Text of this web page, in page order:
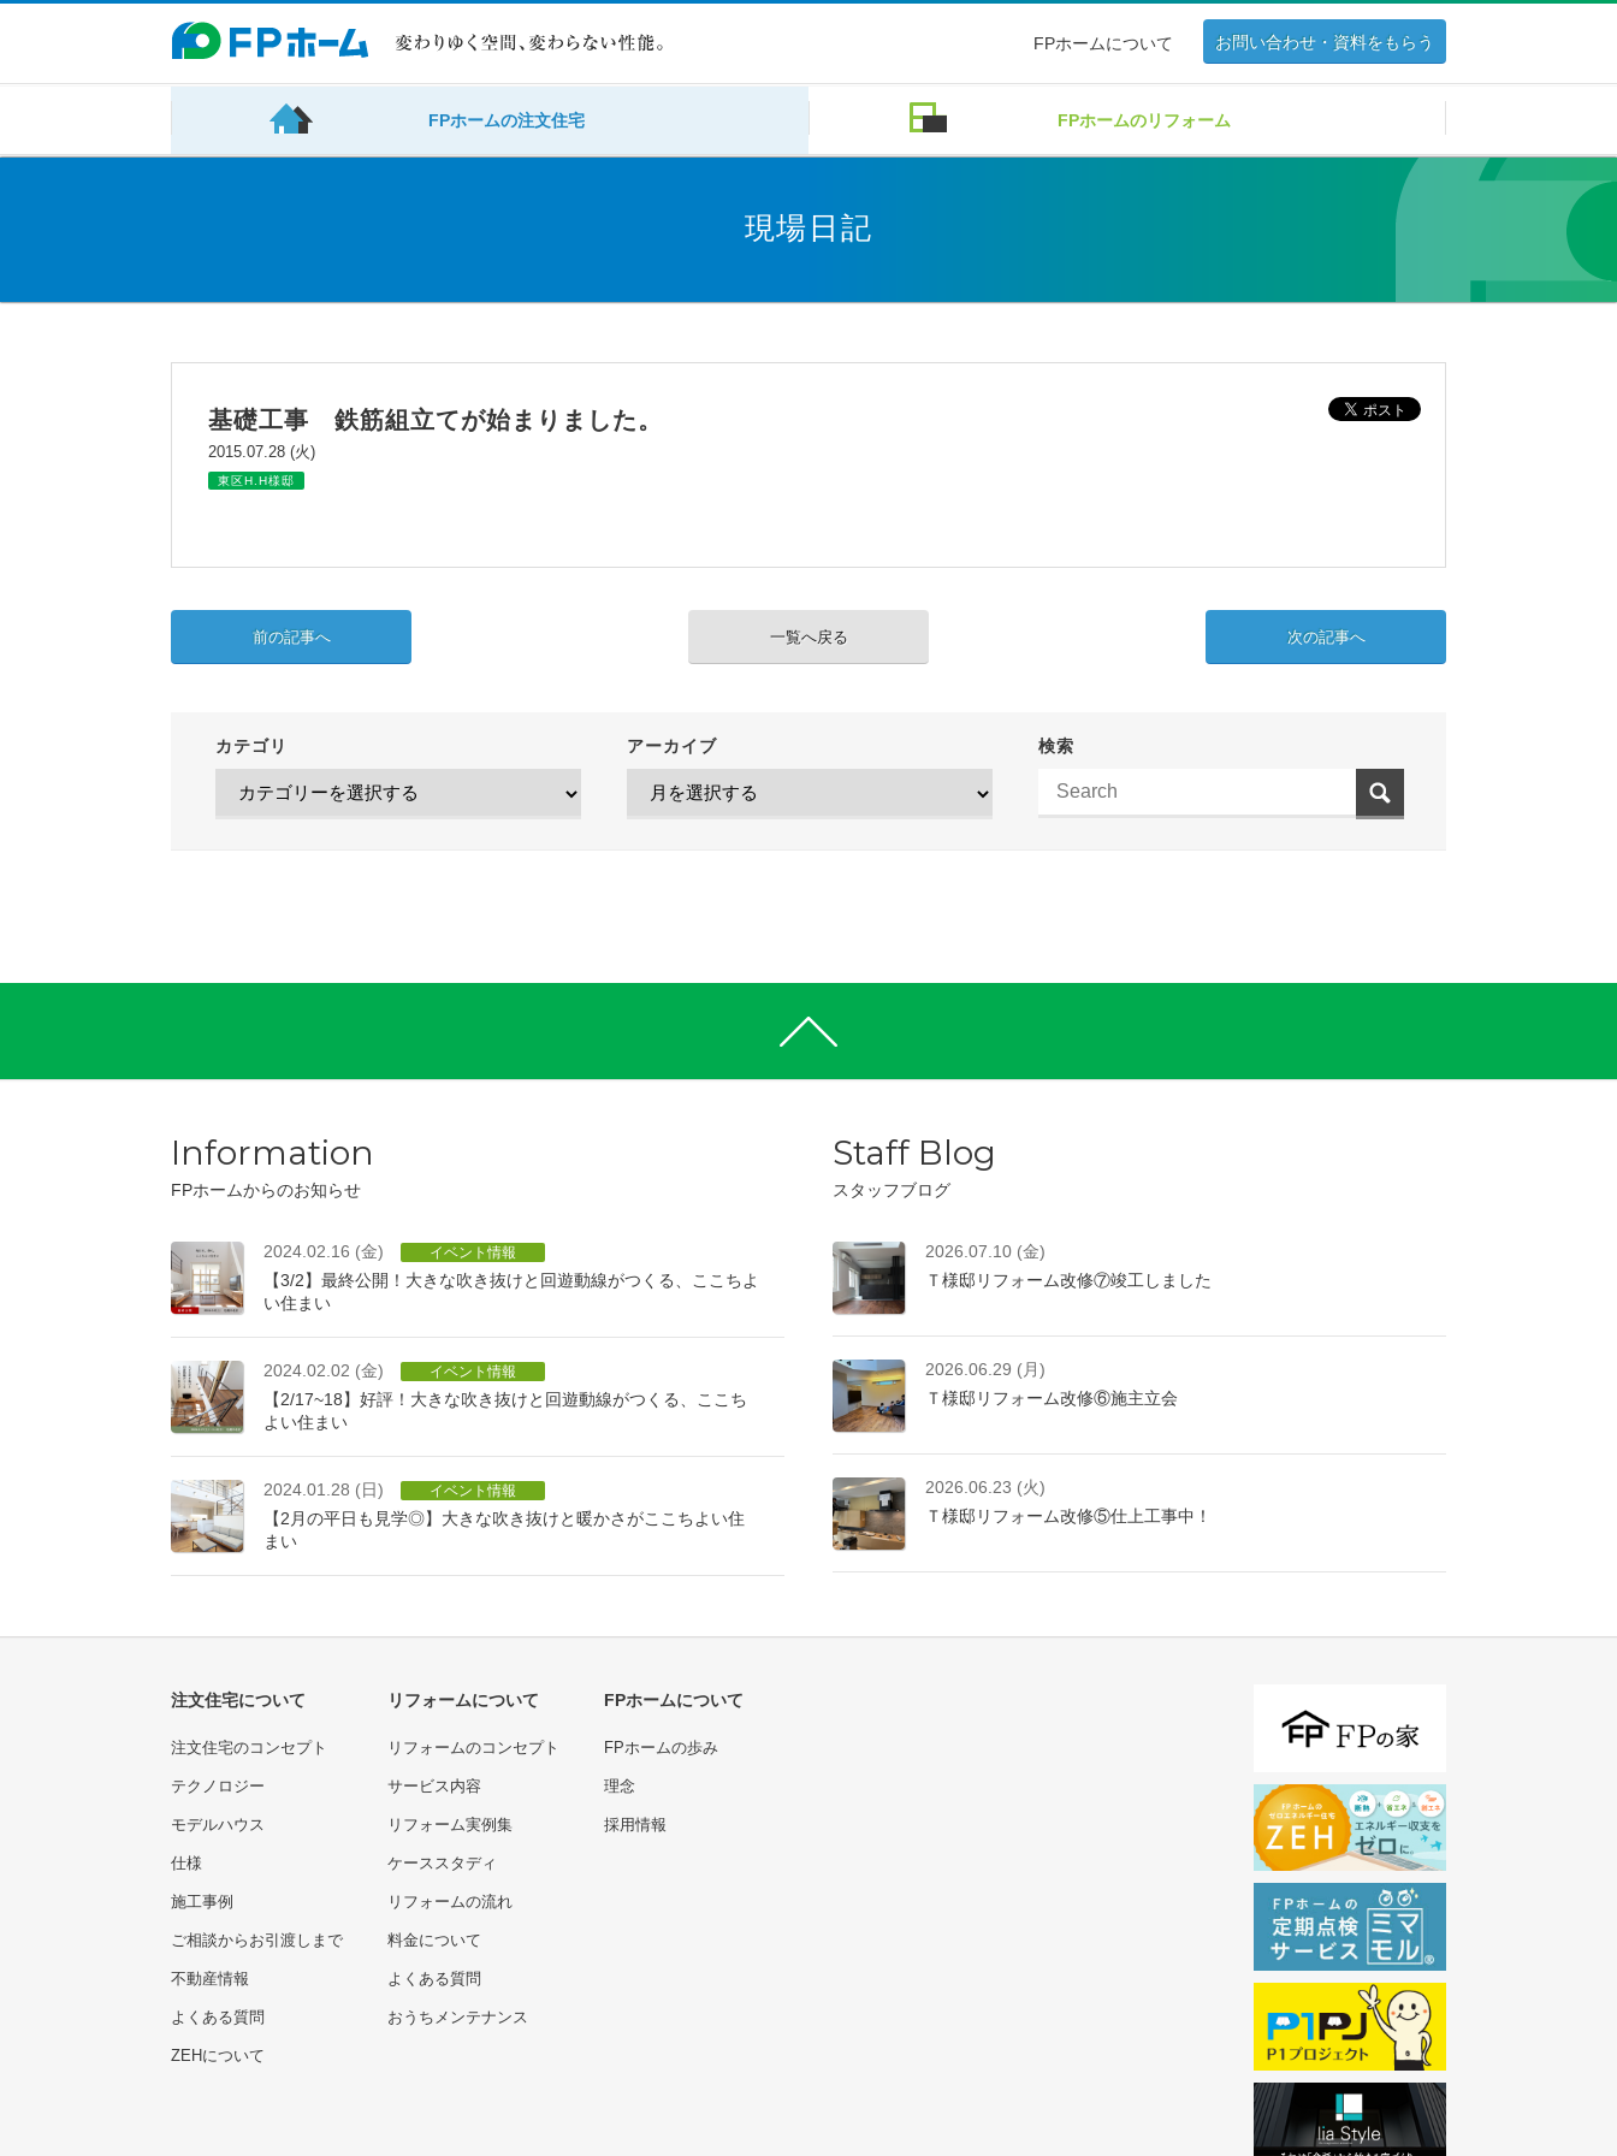
FPホームについて お問い合わせ・資料をもらう
FPホームの注文住宅 FPホームのリフォーム
現場日記
基礎工事 鉄筋組立てが始まりました。
2015.07.28 (火)
東区H.H様邸
前の記事へ 次の記事へ
一覧へ戻る
カテゴリ アーカイブ 検索
Information
FPホームからのお知らせ
2024.02.16 (金) イベント情報
【3/2】最終公開！大きな吹き抜けと回遊動線がつくる、ここちよ
い住まい
2024.02.02 (金) イベント情報
【2/17~18】好評！大きな吹き抜けと回遊動線がつくる、ここち
よい住まい
2024.01.28 (日) イベント情報
【2月の平日も見学◎】大きな吹き抜けと暖かさがここちよい住
まい
Staff Blog
スタッフブログ
2026.07.10 (金)
Ｔ様邸リフォーム改修⑦竣工しました
2026.06.29 (月)
Ｔ様邸リフォーム改修⑥施主立会
2026.06.23 (火)
Ｔ様邸リフォーム改修⑤仕上工事中！
注文住宅について
注文住宅のコンセプト
テクノロジー
モデルハウス
仕様
施工事例
ご相談からお引渡しまで
不動産情報
よくある質問
ZEHについて
リフォームについて
リフォームのコンセプト
サービス内容
リフォーム実例集
ケーススタディ
リフォームの流れ
料金について
よくある質問
おうちメンテナンス
FPホームについて
FPホームの歩み
理念
採用情報